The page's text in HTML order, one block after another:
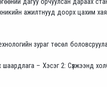
ажилтнууд доорх цахим
зураг төсөл
– Хэсэг 2: Сүлжээнд